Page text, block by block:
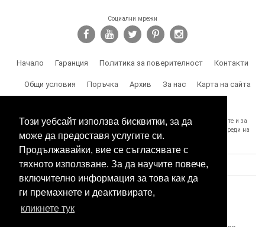
Този уебсайт използва бисквитки, за да
може да предоставя услугите си.
Продължавайки, вие се съгласявате с
тяхното използване. За да научите повече,
включително информация за това как да
ги премахнете и деактивирате,
кликнете тук
Социални мрежи
Начало Гаранция Политика за поверителност Контакти
Общи условия Поръчка Архив За нас Карта на сайта
SPY.BG Ви напомня, че носите отговорност за използването на продуктите и за
спазване на законите, както и за злоумишлени и незаконни действия, вреди на
трети лица и др.